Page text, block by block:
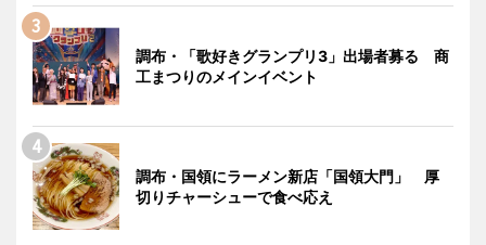
調布・「歌好きグランプリ3」出場者募る 商
工まつりのメインイベント
調布・国領にラーメン新店「国領大門」 厚
切りチャーシューで食べ応え